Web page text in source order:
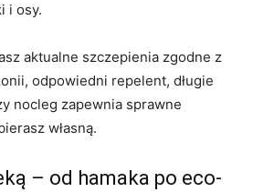
i osy.
aktualne szczepienia zgodne z
odpowiedni repelent, długie
nocleg zapewnia sprawne
własną.
– od hamaka po eco-